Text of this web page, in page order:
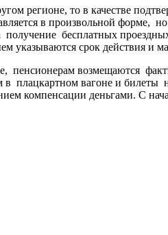
регионе, то в качестве
в произвольной форме,
бесплатных
указываются срок действия и
пенсионерам возмещаются
плацкартном вагоне и
компенсации деньгами. С